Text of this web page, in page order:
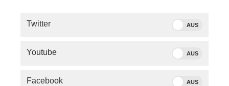
Über dieses Thema berichtet phoenix am
Twitter AUS
Youtube AUS
Facebook AUS